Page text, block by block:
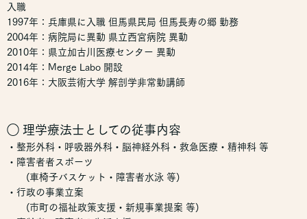
入職
1997年：兵庫県に入職 但馬県民局 但馬長寿の郷 勤務
2004年：病院局に異動 県立西宮病院 異動
2010年：県立加古川医療センター 異動
2014年：Merge Labo 開設
2016年：大阪芸術大学 解剖学非常勤講師
◯ 理学療法士としての従事内容
・整形外科・呼吸器外科・脳神経外科・救急医療・精神科 等
・障害者者スポーツ
(車椅子バスケット・障害者水泳 等)
・行政の事業立案
(市町の福祉政策支援・新規事業提案 等)